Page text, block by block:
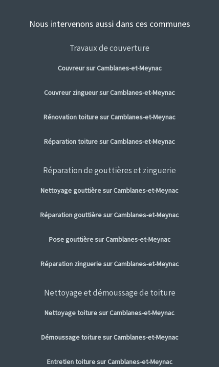
Nous intervenons aussi dans ces communes
Travaux de couverture
Couvreur sur Camblanes-et-Meynac
Couvreur zingueur sur Camblanes-et-Meynac
Rénovation toiture sur Camblanes-et-Meynac
Réparation toiture sur Camblanes-et-Meynac
Réparation de gouttières et zinguerie
Nettoyage gouttière sur Camblanes-et-Meynac
Réparation gouttière sur Camblanes-et-Meynac
Pose gouttière sur Camblanes-et-Meynac
Réparation zinguerie sur Camblanes-et-Meynac
Nettoyage et démoussage de toiture
Nettoyage toiture sur Camblanes-et-Meynac
Démoussage toiture sur Camblanes-et-Meynac
Entretien toiture sur Camblanes-et-Meynac